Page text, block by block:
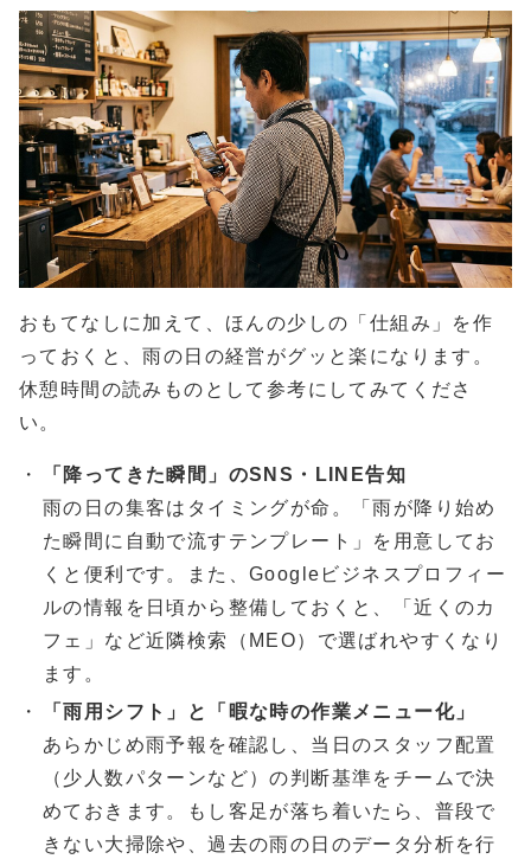
おもてなしに加えて、ほんの少しの「仕組み」を作
っておくと、雨の日の経営がグッと楽になります。
休憩時間の読みものとして参考にしてみてくださ
い。
「降ってきた瞬間」のSNS・LINE告知
雨の日の集客はタイミングが命。「雨が降り始め
た瞬間に自動で流すテンプレート」を用意してお
くと便利です。また、Googleビジネスプロフィー
ルの情報を日頃から整備しておくと、「近くのカ
フェ」など近隣検索（MEO）で選ばれやすくなり
ます。
「雨用シフト」と「暇な時の作業メニュー化」
あらかじめ雨予報を確認し、当日のスタッフ配置
（少人数パターンなど）の判断基準をチームで決
めておきます。もし客足が落ち着いたら、普段で
きない大掃除や、過去の雨の日のデータ分析を行